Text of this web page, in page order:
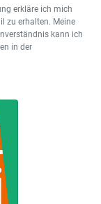
erkläre ich mich
zu erhalten. Meine
kann ich
in der